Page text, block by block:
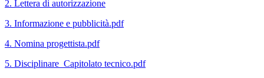
2. Lettera di autorizzazione
3. Informazione e pubblicità.pdf
4. Nomina progettista.pdf
5. Disciplinare_Capitolato tecnico.pdf